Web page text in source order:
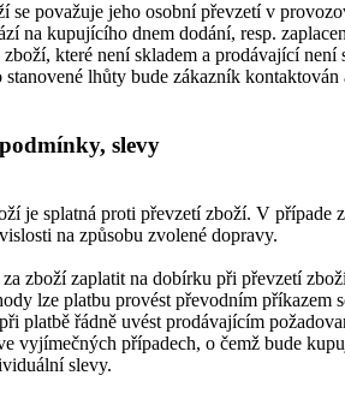
se považuje jeho osobní převzetí v
na kupujícího dnem dodání, resp.
které není skladem a prodávající není
lhůty bude zákazník
slevy
je splatná proti převzetí zboží. V případe
na způsobu zvolené dopravy.
zboží zaplatit na dobírku při převzetí
lze platbu provést převodním příkazem
platbě řádně uvést prodávajícím
vyjímečných případech, o čemž bude
slevy.